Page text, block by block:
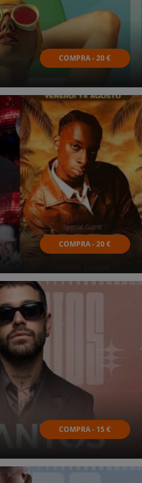
COMPRA - 20 €
COMPRA - 20 €
COMPRA - 15 €